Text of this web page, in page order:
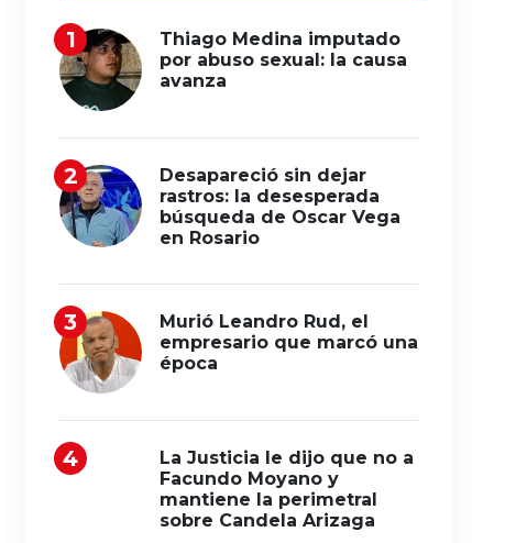
Thiago Medina imputado
por abuso sexual: la causa
avanza
Desapareció sin dejar
rastros: la desesperada
búsqueda de Oscar Vega
en Rosario
Murió Leandro Rud, el
empresario que marcó una
época
La Justicia le dijo que no a
Facundo Moyano y
mantiene la perimetral
sobre Candela Arizaga